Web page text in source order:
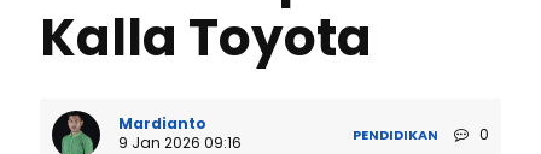
Kalla Toyota
Mardianto
9 Jan 2026 09:16
PENDIDIKAN 0